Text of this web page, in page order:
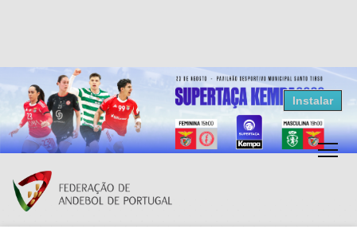
Resultados Andebol
Federação de Andebol de Portugal
Grátis - Disponivel na Play Store
Instalar